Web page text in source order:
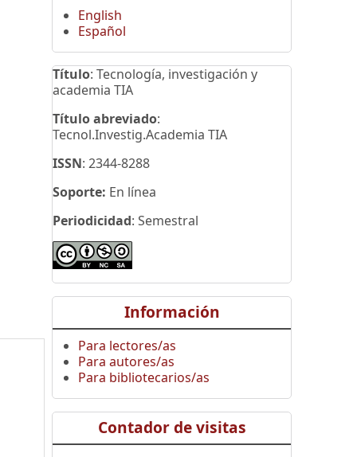
English
Español
Título: Tecnología, investigación y
academia TIA
Título abreviado:
Tecnol.Investig.Academia TIA
ISSN: 2344-8288
Soporte: En línea
Periodicidad: Semestral
Información
Para lectores/as
Para autores/as
Para bibliotecarios/as
Contador de visitas